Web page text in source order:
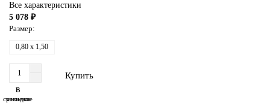
Все характеристики
5 078 ₽
Размер:
0,80 x 1,50
Купить
В
закладки
В
сравнение